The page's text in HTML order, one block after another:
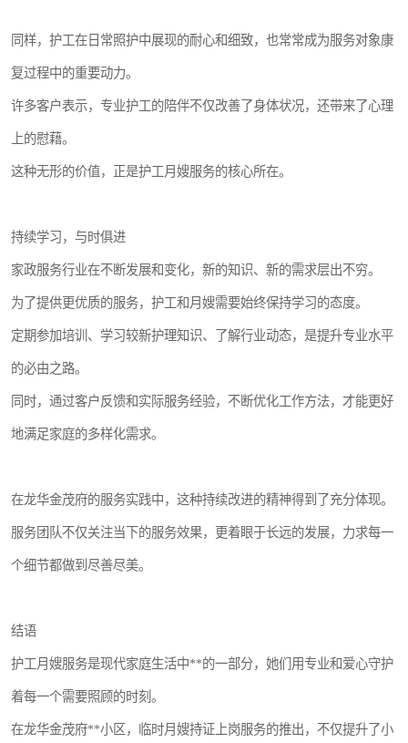
同样，护工在日常照护中展现的耐心和细致，也常常成为服务对象康
复过程中的重要动力。
许多客户表示，专业护工的陪伴不仅改善了身体状况，还带来了心理
上的慰藉。
这种无形的价值，正是护工月嫂服务的核心所在。
持续学习，与时俱进
家政服务行业在不断发展和变化，新的知识、新的需求层出不穷。
为了提供更优质的服务，护工和月嫂需要始终保持学习的态度。
定期参加培训、学习较新护理知识、了解行业动态，是提升专业水平
的必由之路。
同时，通过客户反馈和实际服务经验，不断优化工作方法，才能更好
地满足家庭的多样化需求。
在龙华金茂府的服务实践中，这种持续改进的精神得到了充分体现。
服务团队不仅关注当下的服务效果，更着眼于长远的发展，力求每一
个细节都做到尽善尽美。
结语
护工月嫂服务是现代家庭生活中**的一部分，她们用专业和爱心守护
着每一个需要照顾的时刻。
在龙华金茂府**小区，临时月嫂持证上岗服务的推出，不仅提升了小